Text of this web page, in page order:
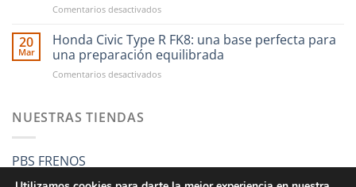
fácil
nunca
nueva
de
entender
cambio
Comentarios desactivadosen
i30
setup
completo
20
Mar
Honda Civic Type R FK8: una base perfecta para
una preparación equilibrada
Comentarios desactivadosen
base
perfecta
NUESTRAS TIENDAS
PBS FRENOS